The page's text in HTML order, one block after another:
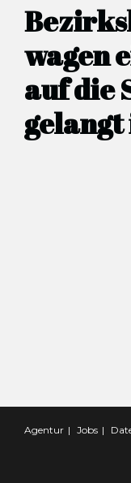
wagen
auf die
Agentur Jobs